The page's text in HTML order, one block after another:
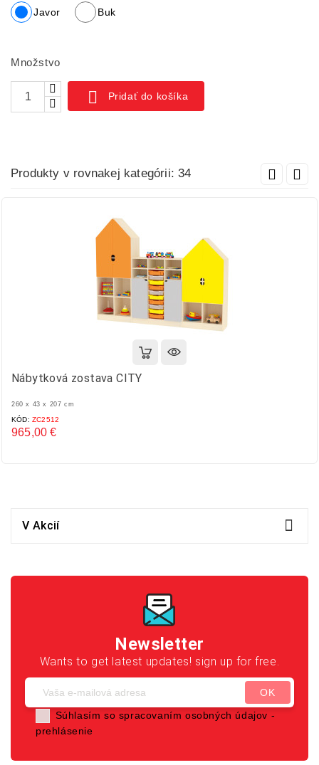
Javor Buk
Množstvo
 Pridať do košíka
Produkty v rovnakej kategórii: 34
Nábytková zostava CITY
260 x 43 x 207 cm
KÓD: ZC2512
965,00 €
V Akcií 
Newsletter
Wants to get latest updates! sign up for free.
Súhlasím so spracovaním osobných údajov -
prehlásenie